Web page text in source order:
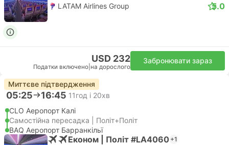
LATAM Airlines Group 5.0
USD 232
Податки включено на дорослого
Забронювати зараз
Миттєве підтвердження
05:25 16:45 11год і 20хв
CLO Аеропорт Калі
Самостійна пересадка | Політ+Політ
BAQ Аеропорт Барранкільї
Економ | Політ #LA4060 +1